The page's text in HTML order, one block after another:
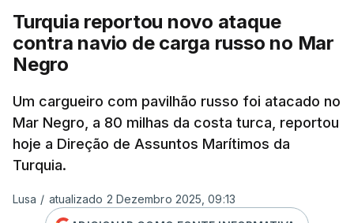
Turquia reportou novo ataque
contra navio de carga russo no Mar
Negro
Um cargueiro com pavilhão russo foi atacado no
Mar Negro, a 80 milhas da costa turca, reportou
hoje a Direção de Assuntos Marítimos da
Turquia.
Lusa / atualizado 2 Dezembro 2025, 09:13